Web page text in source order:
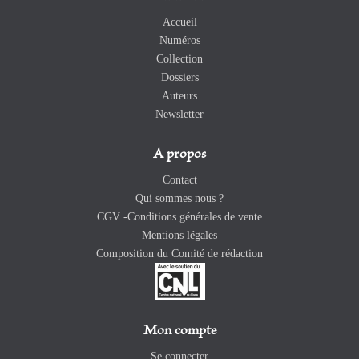
Accueil
Numéros
Collection
Dossiers
Auteurs
Newsletter
A propos
Contact
Qui sommes nous ?
CGV -Conditions générales de vente
Mentions légales
Composition du Comité de rédaction
Mon compte
Se connecter